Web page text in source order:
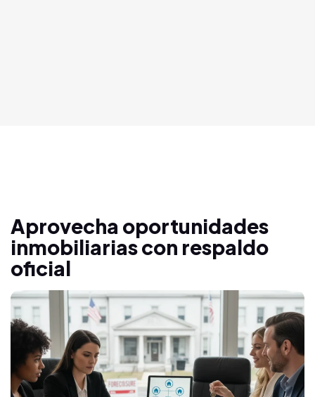
Aprovecha oportunidades
inmobiliarias con respaldo
oficial